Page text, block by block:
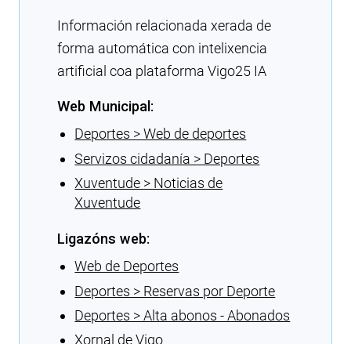
Información relacionada xerada de
forma automática con intelixencia
artificial coa plataforma Vigo25 IA
Web Municipal:
Deportes > Web de deportes
Servizos cidadanía > Deportes
Xuventude > Noticias de
Xuventude
Ligazóns web:
Web de Deportes
Deportes > Reservas por Deporte
Deportes > Alta abonos - Abonados
Xornal de Vigo